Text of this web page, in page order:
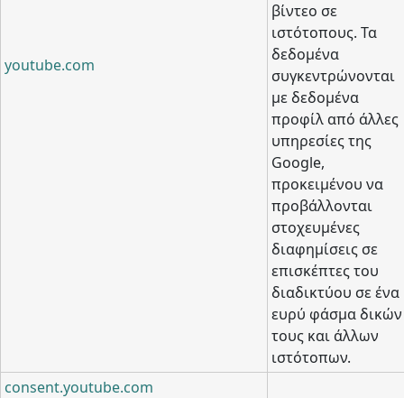
youtube.com
βίντεο σε
ιστότοπους. Τα
δεδομένα
συγκεντρώνονται
με δεδομένα
προφίλ από άλλες
υπηρεσίες της
Google,
προκειμένου να
προβάλλονται
στοχευμένες
διαφημίσεις σε
επισκέπτες του
διαδικτύου σε ένα
ευρύ φάσμα δικών
τους και άλλων
ιστότοπων.
consent.youtube.com